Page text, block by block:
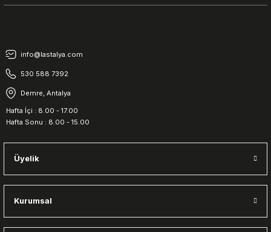
info@lastalya.com
530 588 7392
Demre, Antalya
Hafta İçi : 8.00 - 17.00
Hafta Sonu : 8.00 - 15.00
Üyelik
Kurumsal